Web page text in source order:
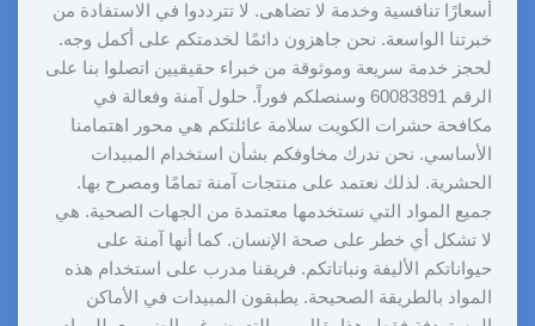
أسعارًا تنافسية وخدمة لا تضاهى. لا تترددوا في الاستفادة من
خبرتنا الواسعة. نحن جاهزون دائمًا لخدمتكم على أكمل وجه.
لحجز خدمة سريعة وموثوقة من خبراء حقيقيين اتصلوا بنا على
الرقم 60083891 وسنصلكم فوراً. حلول آمنة وفعالة في
مكافحة حشرات الكويت سلامة عائلتكم هي محور اهتمامنا
الأساسي. نحن ندرك مخاوفكم بشأن استخدام المبيدات
الحشرية. لذلك نعتمد على منتجات آمنة تمامًا ومصرح بها.
جميع المواد التي نستخدمها معتمدة من الجهات الصحية. هي
لا تشكل أي خطر على صحة الإنسان. كما أنها آمنة على
حيواناتكم الأليفة ونباتاتكم. فريقنا مدرب على استخدام هذه
المواد بالطريقة الصحيحة. يطبقون المبيدات في الأماكن